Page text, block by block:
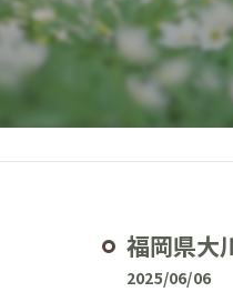
福岡県大
2025/06/06